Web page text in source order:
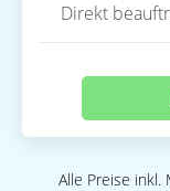
Direkt
Alle Preise inkl.